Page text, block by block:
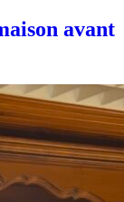
avant